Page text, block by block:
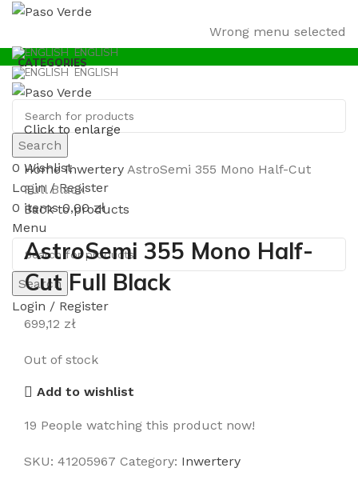
Wrong menu selected
ENGLISH
ENGLISH
CATEGORIES
Search
0 Wishlist
Login / Register
0 items 0,00zł
Menu
Search
Login / Register
Click to enlarge
HomeInwertery AstroSemi 355 Mono Half-Cut
Full Black
Back to products
AstroSemi 355 Mono Half-
Cut Full Black
699,12 zł
Out of stock
Add to wishlist
19 People watching this product now!
SKU: 41205967 Category: Inwertery